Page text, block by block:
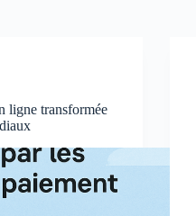
ligne transformée